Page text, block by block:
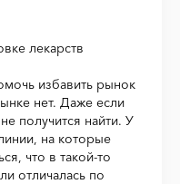
лекарств
избавить рынок
нет. Даже если
получится найти. У
на которые
что в такой-то
отличалась по